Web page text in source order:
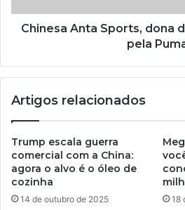
Chinesa Anta Sports, dona
pela
Artigos relacionados
Trump escala guerra
comercial com a China:
agora o alvo é o óleo de
cozinha
14 de outubro de 2025 18